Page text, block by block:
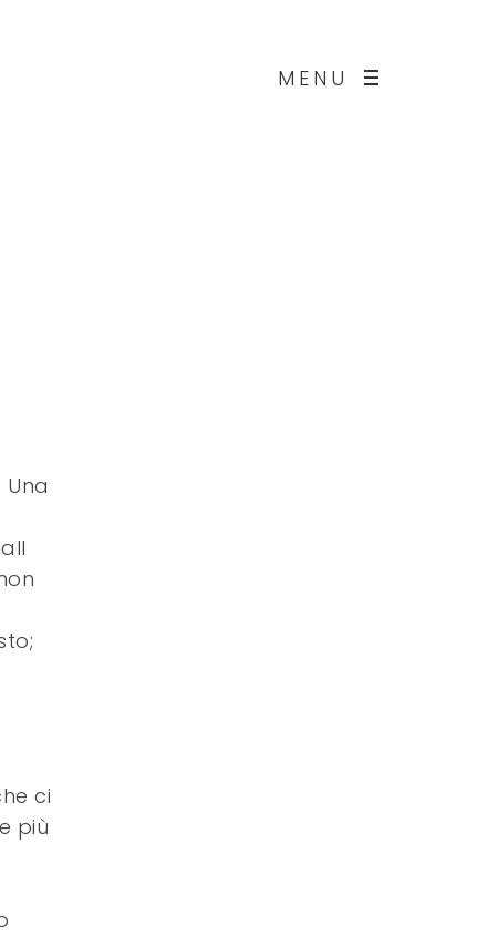
MENU
ci
più